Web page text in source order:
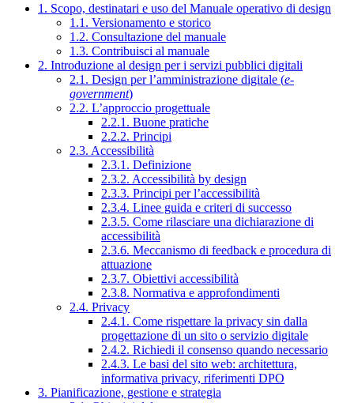
1. Scopo, destinatari e uso del Manuale operativo di design
1.1. Versionamento e storico
1.2. Consultazione del manuale
1.3. Contribuisci al manuale
2. Introduzione al design per i servizi pubblici digitali
2.1. Design per l’amministrazione digitale (e-
government)
2.2. L’approccio progettuale
2.2.1. Buone pratiche
2.2.2. Principi
2.3. Accessibilità
2.3.1. Definizione
2.3.2. Accessibilità by design
2.3.3. Principi per l’accessibilità
2.3.4. Linee guida e criteri di successo
2.3.5. Come rilasciare una dichiarazione di
accessibilità
2.3.6. Meccanismo di feedback e procedura di
attuazione
2.3.7. Obiettivi accessibilità
2.3.8. Normativa e approfondimenti
2.4. Privacy
2.4.1. Come rispettare la privacy sin dalla
progettazione di un sito o servizio digitale
2.4.2. Richiedi il consenso quando necessario
2.4.3. Le basi del sito web: architettura,
informativa privacy, riferimenti DPO
3. Pianificazione, gestione e strategia